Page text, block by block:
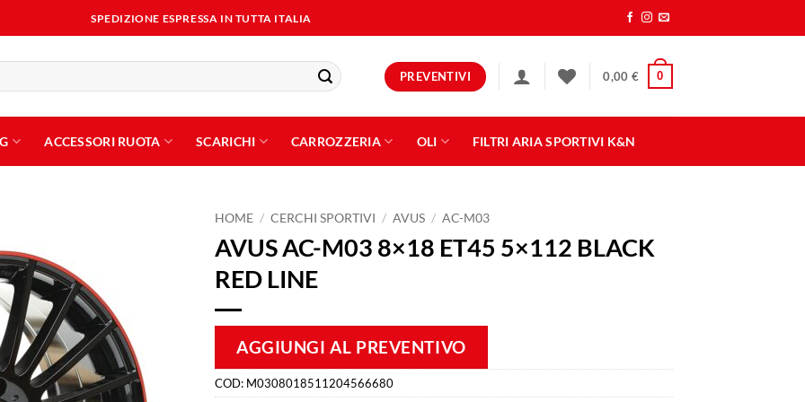
SPEDIZIONE ESPRESSA IN TUTTA ITALIA
PREVENTIVI 0,00 € 0
ACCESSORI RUOTA SCARICHI CARROZZERIA OLI FILTRI ARIA SPORTIVI K&N
HOME / CERCHI SPORTIVI / AVUS / AC-M03
AVUS AC-M03 8×18 ET45 5×112 BLACK
RED LINE
AGGIUNGI AL PREVENTIVO
COD: M0308018511204566680